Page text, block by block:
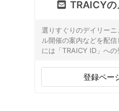
TRAICY
選りすぐりのデイリー
ル開催の案内などを配
には「TRAICY ID」への
登録ペー